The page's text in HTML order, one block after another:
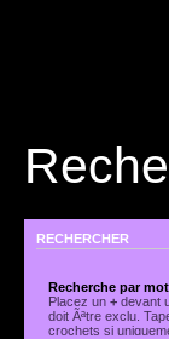
RECHERCHER
Recherche par
Placez un+ devant
doit Ãªtre exclu.
crochets si